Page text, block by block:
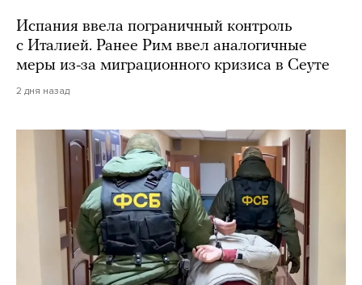
Испания ввела пограничный контроль
с Италией. Ранее Рим ввел аналогичные
меры из-за миграционного кризиса в Сеуте
2 дня назад